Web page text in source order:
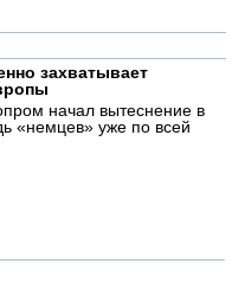
захватывает
начал вытеснение в
«немцев» уже по всей